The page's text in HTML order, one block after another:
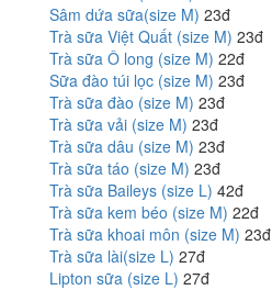
Sâm dứa sữa(size M) 23đ
Trà sữa Việt Quất (size M) 23đ
Trà sữa Ô long (size M) 22đ
Sữa đào túi lọc (size M) 23đ
Trà sữa đào (size M) 23đ
Trà sữa vải (size M) 23đ
Trà sữa dâu (size M) 23đ
Trà sữa táo (size M) 23đ
Trà sữa Baileys (size L) 42đ
Trà sữa kem béo (size M) 22đ
Trà sữa khoai môn (size M) 23đ
Trà sữa lài(size L) 27đ
Lipton sữa (size L) 27đ